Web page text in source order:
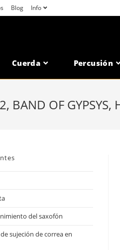
Blog Info
Cuerda Percusión
BAND OF GYPSYS,
del saxofón
sujeción de correa en